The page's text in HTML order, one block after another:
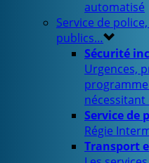
automatisé
Service de
publics…
Sécurité
Urgences,
Service de
Régie
Transport